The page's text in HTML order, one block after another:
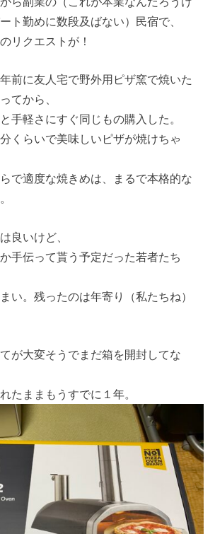
ト勤めに数段及ばない）民宿で、
リクエストが！
前に友人宅で野外用ピザ窯で焼いた
てから、
手軽さにすぐ同じもの購入した。
くらいで美味しいピザが焼けちゃ
で適度な焼きめは、まるで本格的な
良いけど、
手伝って貰う予定だった若者たち
い。残ったのは年寄り（私たちね）
が大変そうでまだ箱を開封してな
たままもうすでに１年。